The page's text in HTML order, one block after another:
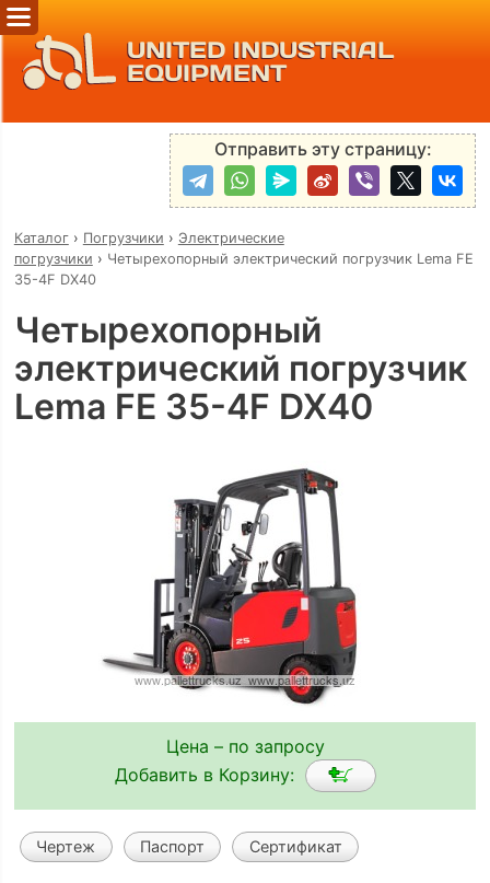
UNITED INDUSTRIAL
EQUIPMENT
Отправить эту страницу:
Каталог› Погрузчики › Электрические
погрузчики › Четырехопорный электрический погрузчик Lema FE
35-4F DX40
Четырехопорный
электрический погрузчик
Lema FE 35-4F DX40
Цена – по запросу
Добавить в Корзину:
Чертеж Паспорт Сертификат